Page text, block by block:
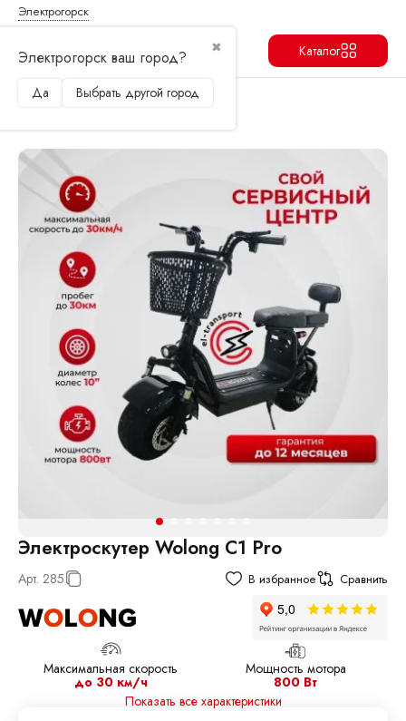
Электрогорск
✖
Электрогорск ваш город?
Да Выбрать другой город
Каталог
Главная Электроскутеры
Wolong
Электроскутер Wolong C1 Pro
Арт. 285 В избранное Сравнить
Максимальная скорость
до 30 км/ч
Мощность мотора
800 Вт
Показать все характеристики
Продолжить